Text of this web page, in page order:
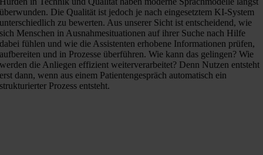
überwunden. Die Qualität ist jedoch je nach eingesetztem KI-System
unterschiedlich zu bewerten. Aus unserer Sicht ist entscheidend, wie
sich Menschen in Ausnahmesituationen auf ihrer Suche nach Hilfe
dabei fühlen und wie die Assistenten erhobene Informationen prüfen,
aufbereiten und in Prozesse überführen. Wie kann das gelingen? Wie
werden die Anliegen effizient weiterverarbeitet? Denn Nutzen entsteht
erst dann, wenn aus einem Patientengespräch automatisch ein
strukturierter Prozess entsteht.